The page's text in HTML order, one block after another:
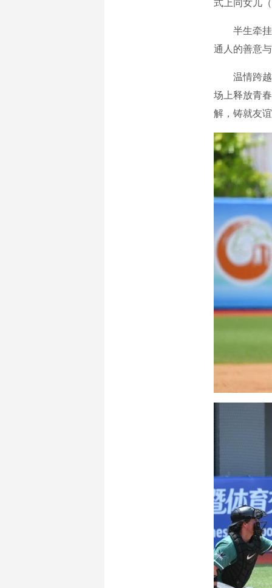
式上同女儿
半生牵挂
通人的善意
温情跨越
场上释放青
解，铸就友